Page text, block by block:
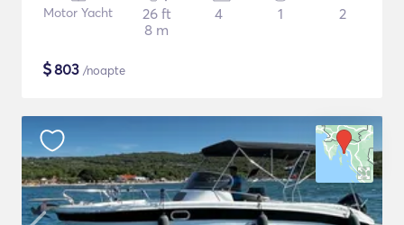
Motor Yacht
26 ft
8 m
4 1 2
$803 /noapte